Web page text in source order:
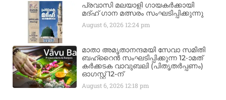
പ്രവാസി മലയാളി ഗായകർക്കായി
മദ്ഹ് ഗാന മത്സരം സംഘടിപ്പിക്കുന്നു
August 6, 2026 12:24 pm
മാതാ അമൃതാനന്ദമയി സേവാ സമിതി
ബഹ്‌റൈൻ സംഘടിപ്പിക്കുന്ന 12-ാമത്
കർക്കടക വാവുബലി (പിതൃതർപ്പണം)
ഓഗസ്റ്റ് 12-ന്
August 6, 2026 12:18 pm